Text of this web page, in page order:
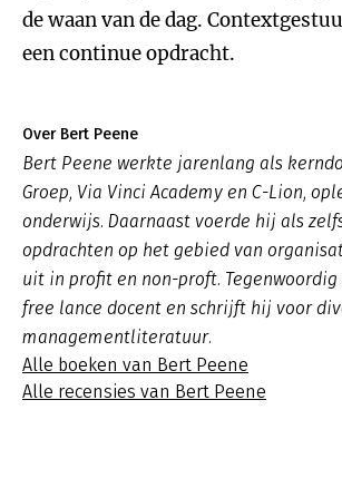
de waan van de dag.
een continue opdracht.
Over Bert Peene
Bert Peene werkte jarenlang als
Groep, Via Vinci Academy en C-Lion,
onderwijs. Daarnaast voerde hij als
opdrachten op het gebied van
uit in profit en non-proft.
free lance docent en schrijft hij voor
managementliteratuur.
Alle boeken van Bert Peene
Alle recensies van Bert Peene